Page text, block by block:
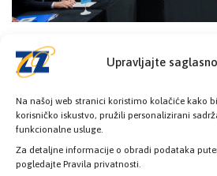
Upravljajte
Na našoj web stranici koristimo kolačiće kako
korisničko iskustvo, pružili personalizirani
funkcionalne usluge.
Za detaljne informacije o obradi podataka
pogledajte Pravila privatnosti.